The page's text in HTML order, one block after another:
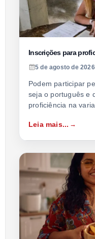
Inscrições para
5 de agosto de 2026
Podem participar
seja o português e
proficiência na
Leia mais...